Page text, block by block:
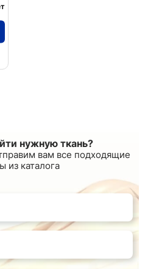
нужную ткань?
вам все подходящие
из каталога